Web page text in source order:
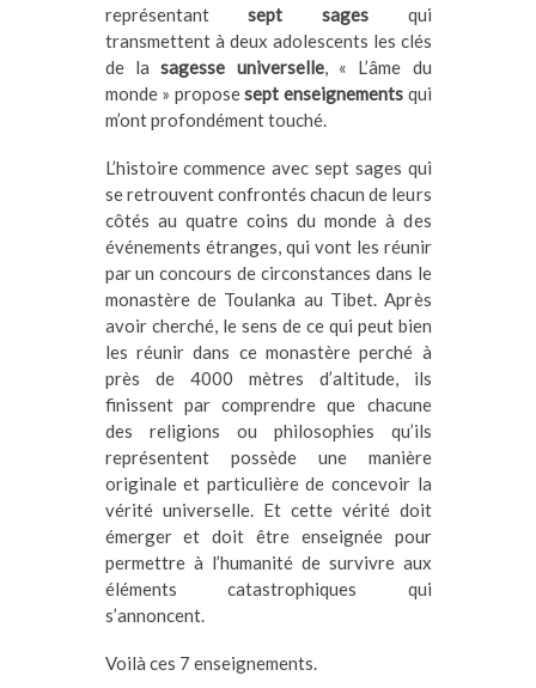
représentantsept sagesqui
transmettent à deux adolescents les clés
de lasagesse universelle, « L’âme du
monde » proposesept enseignementsqui
m’ont profondément touché.
L’histoire commence avec sept sages qui
se retrouvent confrontés chacun de leurs
côtés au quatre coins du monde à des
événements étranges, qui vont les réunir
par un concours de circonstances dans le
monastère de Toulanka au Tibet. Après
avoir cherché, le sens de ce qui peut bien
les réunir dans ce monastère perché à
près de 4000 mètres d’altitude, ils
finissent par comprendre que chacune
des religions ou philosophies qu’ils
représentent possède une manière
originale et particulière de concevoir la
vérité universelle. Et cette vérité doit
émerger et doit être enseignée pour
permettre à l’humanité de survivre aux
éléments catastrophiques qui
s’annoncent.
Voilà ces 7 enseignements.